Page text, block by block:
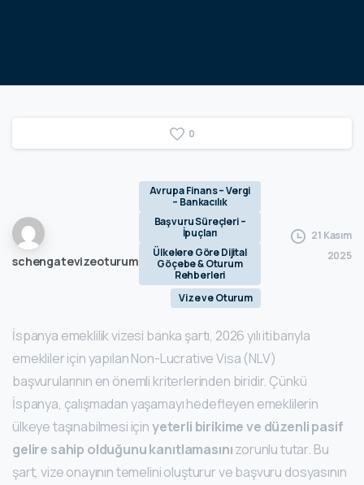
0
schengatevizeoturum
Avrupa Finans – Vergi
– Bankacılık
Başvuru Süreçleri –
İpuçları
Ülkelere Göre Dijital
Göçebe & Oturum
Rehberleri
Vize ve Oturum
21 Kasım
2025
İspanya emeklilik vizesi banka şartı, 2026 yılı itibarıyla
emekliler için yapılan Non-Lucrative Visa (NLV)
başvurularının en önemli kriterlerinden biridir. Çünkü
İspanya, çalışmadan yaşamayı hedefleyen emeklilerin
ülkeye taşınabilmesi içinyeterli birikime ve düzenli pasif
gelire sahip olduğunu kanıtlamasınızorunlu tutar. Bu
şart, vize onayının temelini oluşturur ve başvuru dosyasının